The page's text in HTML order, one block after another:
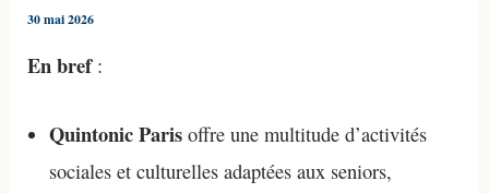
30 mai 2026
En bref:
Quintonic Paris offre une multitude d’activités
sociales et culturelles adaptées aux seniors,